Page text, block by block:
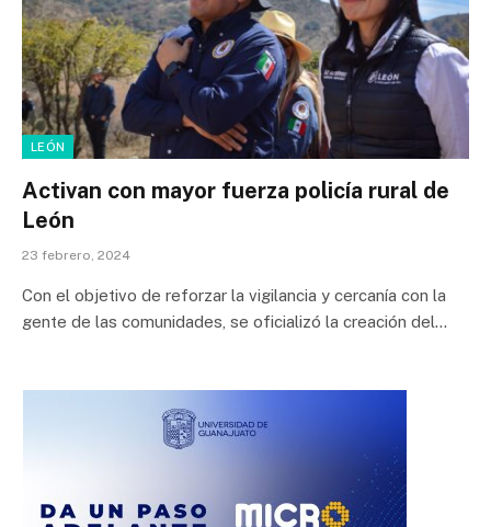
LEÓN
Activan con mayor fuerza policía rural de
León
23 febrero, 2024
Con el objetivo de reforzar la vigilancia y cercanía con la
gente de las comunidades, se oficializó la creación del…